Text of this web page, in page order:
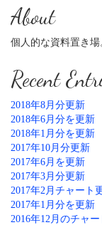
About
個人的な資料置き場
Recent
2018年8月分更新
2018年6月分を更新
2018年1月分を更新
2017年10月分更新
2017年6月を更新
2017年3月分更新
2017年2月チャート
2017年1月分を更新
2016年12月のチャ